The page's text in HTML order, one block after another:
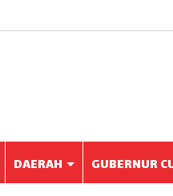
DAERAH GUBERNUR